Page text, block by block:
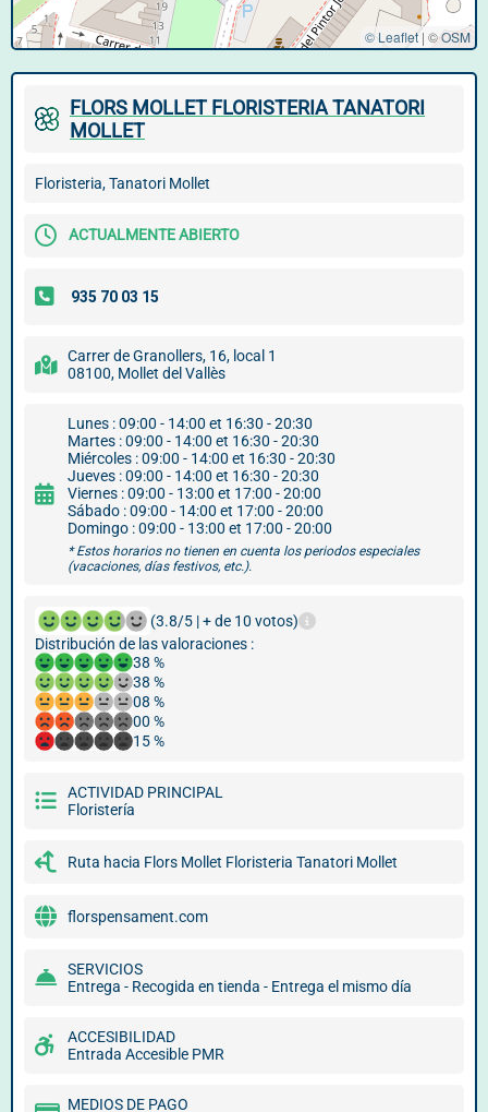
© Leaflet | ©OSM
FLORS MOLLET FLORISTERIA TANATORI
MOLLET
Floristeria, Tanatori Mollet
ACTUALMENTE ABIERTO
Carrer de Granollers, 16, local 1
08100, Mollet del Vallès
Lunes : 09:00 - 14:00 et 16:30 - 20:30
Martes : 09:00 - 14:00 et 16:30 - 20:30
Miércoles : 09:00 - 14:00 et 16:30 - 20:30
Jueves : 09:00 - 14:00 et 16:30 - 20:30
Viernes : 09:00 - 13:00 et 17:00 - 20:00
Sábado : 09:00 - 14:00 et 17:00 - 20:00
Domingo : 09:00 - 13:00 et 17:00 - 20:00
* Estos horarios no tienen en cuenta los periodos especiales
(vacaciones, días festivos, etc.).
(3.8/5 | + de 10 votos)
Distribución de las valoraciones :
38 %
38 %
08 %
00 %
15 %
ACTIVIDAD PRINCIPAL
Floristería
Ruta hacia Flors Mollet Floristeria Tanatori Mollet
florspensament.com
SERVICIOS
Entrega - Recogida en tienda - Entrega el mismo día
ACCESIBILIDAD
Entrada Accesible PMR
MEDIOS DE PAGO